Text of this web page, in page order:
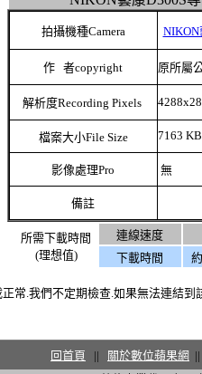
拍攝機種Camera
作 者copyright 原所屬
解析度Recording Pixels
檔案大小File Size 7163 KB
影像處理Pro 無
備註
所需下載時間
(理想值)
連線速度
下載時間
常.我們不定期檢查.如果無法連結
回首頁 || 關於數位蘋果網 ||